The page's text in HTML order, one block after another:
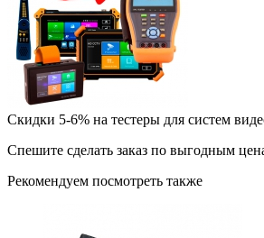
Скидки 5-6% на тестеры для систем
Спешите сделать заказ по выгодным
Рекомендуем посмотреть также